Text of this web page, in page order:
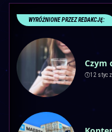
WYRÓŻNIONE PRZEZ REDAKCJĘ:
Czym
12